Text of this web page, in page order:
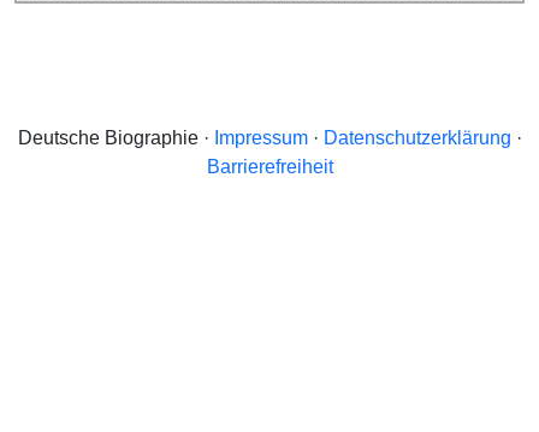
Deutsche Biographie · Impressum· Datenschutzerklärung ·
Barrierefreiheit